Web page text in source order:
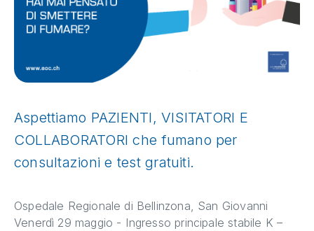
Aspettiamo PAZIENTI, VISITATORI E
COLLABORATORI che fumano per
consultazioni e test gratuiti.
Ospedale Regionale di Bellinzona, San Giovanni
Venerdì 29 maggio - Ingresso principale stabile K –